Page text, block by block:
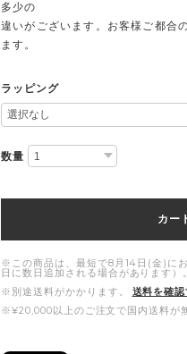
多少の
違いがございます。お客様ご都合
ます。
ラッピング
数量
カー
※この商品は、最短で8月14日(金)に
日に数日追加される場合があります）。
※別途送料がかかります。
送料を確認
※¥20,000以上のご注文で国内送料が